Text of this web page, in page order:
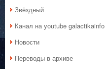
Звёздный
Канал на youtube galactikainfo
Новости
Переводы в архиве